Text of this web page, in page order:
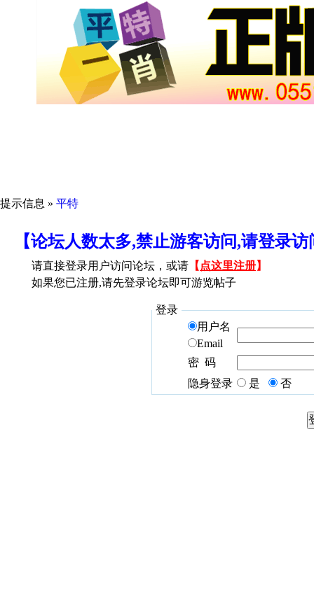
提示信息 » 平特
【论坛人数太多,禁止游客访问,请登录
请直接登录用户访问论坛，或请 【 点这里注册】
如果您已注册,请先登录论坛即可游览帖子
登录
用户名
Email
密 码
隐身登录
是 否